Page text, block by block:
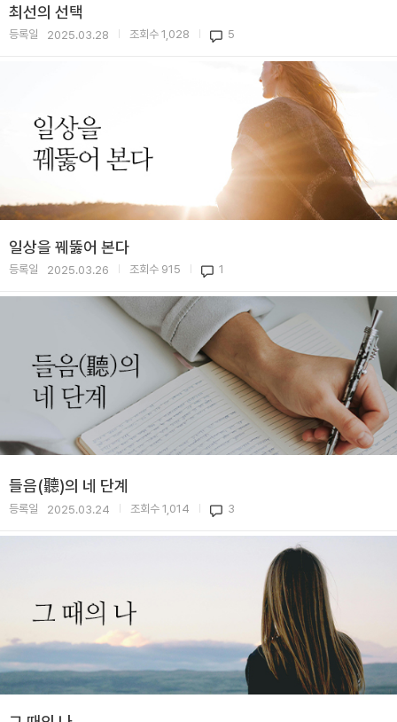
최선의 선택
등록일 2025.03.28 조회수 1,028 5
일상을 꿰뚫어 본다
등록일 2025.03.26 조회수 915 1
들음(聽)의 네 단계
등록일 2025.03.24 조회수 1,014 3